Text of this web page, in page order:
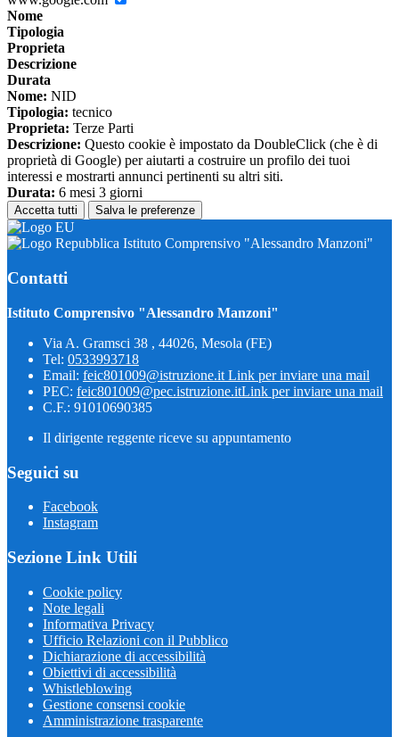
Nome
Tipologia
Proprieta
Descrizione
Durata
Nome: NID
Tipologia: tecnico
Proprieta: Terze Parti
Descrizione: Questo cookie è impostato da DoubleClick (che è di
proprietà di Google) per aiutarti a costruire un profilo dei tuoi
interessi e mostrarti annunci pertinenti su altri siti.
Durata: 6 mesi 3 giorni
Accetta tutti Salva le preferenze
Istituto Comprensivo "Alessandro Manzoni"
Contatti
Istituto Comprensivo "Alessandro Manzoni"
Via A. Gramsci 38 , 44026, Mesola (FE)
Tel: 0533993718
Email: feic801009@istruzione.it Link per inviare una mail
PEC: feic801009@pec.istruzione.itLink per inviare una mail
C.F.: 91010690385
Il dirigente reggente riceve su appuntamento
Seguici su
Facebook
Instagram
Sezione Link Utili
Cookie policy
Note legali
Informativa Privacy
Ufficio Relazioni con il Pubblico
Dichiarazione di accessibilità
Obiettivi di accessibilità
Whistleblowing
Gestione consensi cookie
Amministrazione trasparente